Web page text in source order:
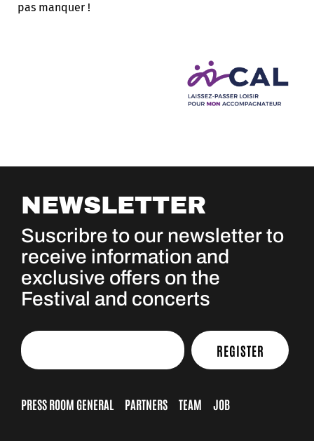
pas manquer !
NEWSLETTER
Suscribre to our newsletter to
receive information and
exclusive offers on the
Festival and concerts
REGISTER
PRESS ROOM GENERAL PARTNERS TEAM JOB